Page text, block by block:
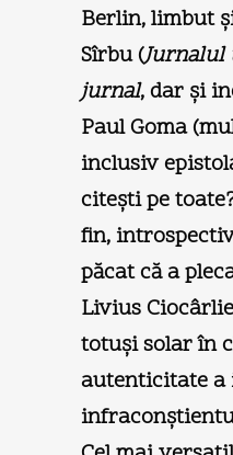
Berlin, limbut
Sîrbu (Jurnalul
jurnal, dar şi
Paul Goma
inclusiv
citeşti pe
fin,
păcat că a
Livius
totuşi solar în
autenticitate a